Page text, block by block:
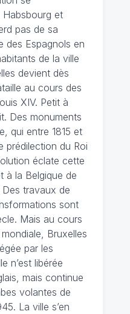
et
pas de sa
des Espagnols en
de la ville
devient dès
au cours des
XIV. Petit à
Des monuments
qui entre 1815 et
prédilection du Roi
éclate cette
à la Belgique de
travaux de
sont
Mais au cours
Bruxelles
par les
n’est libérée
mais continue
volantes de
La ville s’en